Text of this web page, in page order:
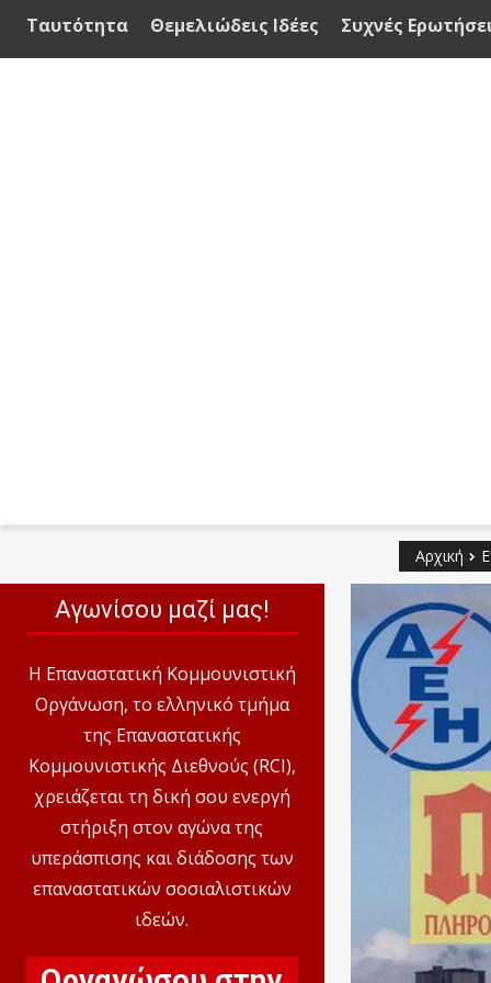
Ταυτότητα Θεμελιώδεις Ιδέες Συχνές
Αρχική
Αγωνίσου μαζί μας!
Η Επαναστατική Κομμουνιστική
Οργάνωση, το ελληνικό τμήμα
της Επαναστατικής
Κομμουνιστικής Διεθνούς (RCI),
χρειάζεται τη δική σου ενεργή
στήριξη στον αγώνα της
υπεράσπισης και διάδοσης των
επαναστατικών σοσιαλιστικών
ιδεών.